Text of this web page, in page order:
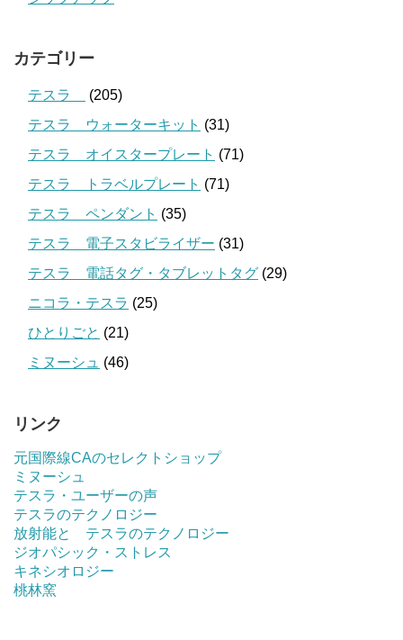
カテゴリー
テスラ
(205)
テスラ ウォーターキット (31)
テスラ オイスタープレート (71)
テスラ トラベルプレート (71)
テスラ ペンダント (35)
テスラ 電子スタビライザー (31)
テスラ 電話タグ・タブレットタグ (29)
ニコラ・テスラ (25)
ひとりごと (21)
ミヌーシュ (46)
リンク
元国際線CAのセレクトショップ
ミヌーシュ
テスラ・ユーザーの声
テスラのテクノロジー
放射能と テスラのテクノロジー
ジオパシック・ストレス
キネシオロジー
桃林窯